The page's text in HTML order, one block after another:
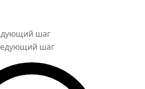
На следующий шаг